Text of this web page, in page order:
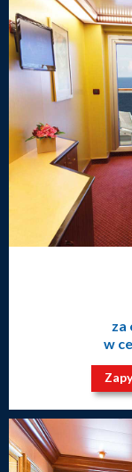
za
w